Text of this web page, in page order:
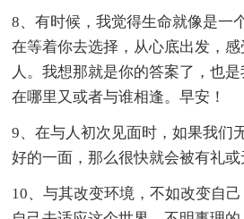
8、有时候，我觉得生命就像是一
在等着你去选择，从心底出发，
人。我想那就是你的答案了，也
在哪里又或者与谁相逢。早安！
9、在与人初次见面时，如果我们
好的一面，那么很快就会被有礼或
10、与其改变环境，不如改变自